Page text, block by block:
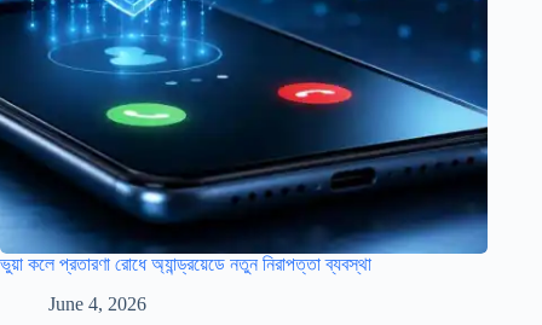
ভুয়া কলে প্রতারণা রোধে অ্যান্ড্রয়েডে নতুন নিরাপত্তা ব্যবস্থা
June 4, 2026